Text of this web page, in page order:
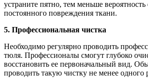
устраните пятно, тем меньше вероятность
постоянного повреждения ткани.
5. Профессиональная чистка
Необходимо регулярно проводить
тюля. Профессионалы смогут глубоко
восстановить ее первоначальный вид.
проводить такую чистку не менее одного